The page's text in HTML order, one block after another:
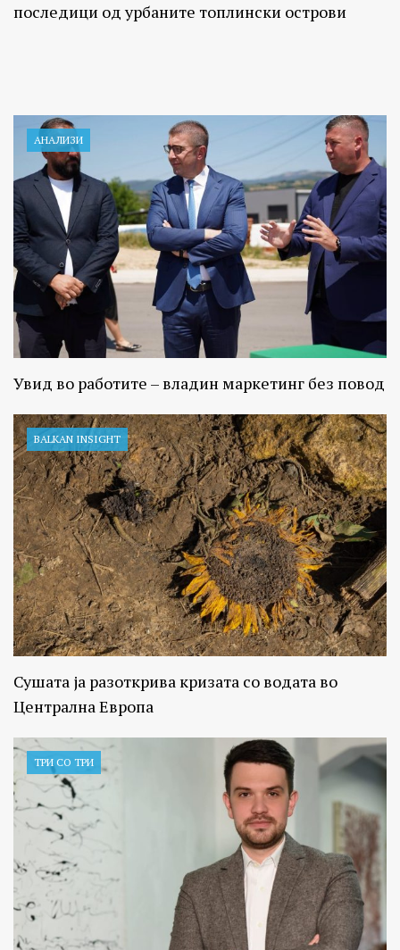
последици од урбаните топлински острови
АНАЛИЗИ
Увид во работите – владин маркетинг без повод
BALKAN INSIGHT
Сушата ја разоткрива кризата со водата во
Централна Европа
ТРИ СО ТРИ